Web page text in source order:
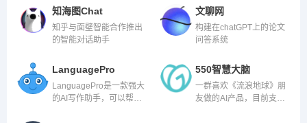
话，爆火ChatAi对话机器
人，GPT模型自然语言处
理工具
知海图Chat
知乎与面壁智能合作推出
的智能对话助手
文聊网
构建在chatGPT上的论文
问答系统
LanguagePro
LanguagePro是一款强大
的AI写作助手，可以帮助
550智慧大脑
一群喜欢《流浪地球》朋
友做的AI产品，目前支持